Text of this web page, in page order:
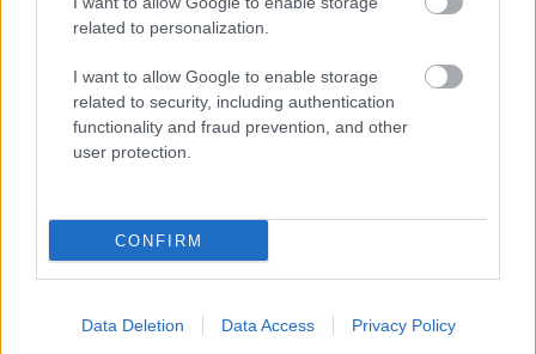
related to personalization.
I want to allow Google to enable storage
related to security, including authentication
functionality and fraud prevention, and other
user protection.
CONFIRM
Data Deletion Data Access Privacy Policy
εκπαίδευση